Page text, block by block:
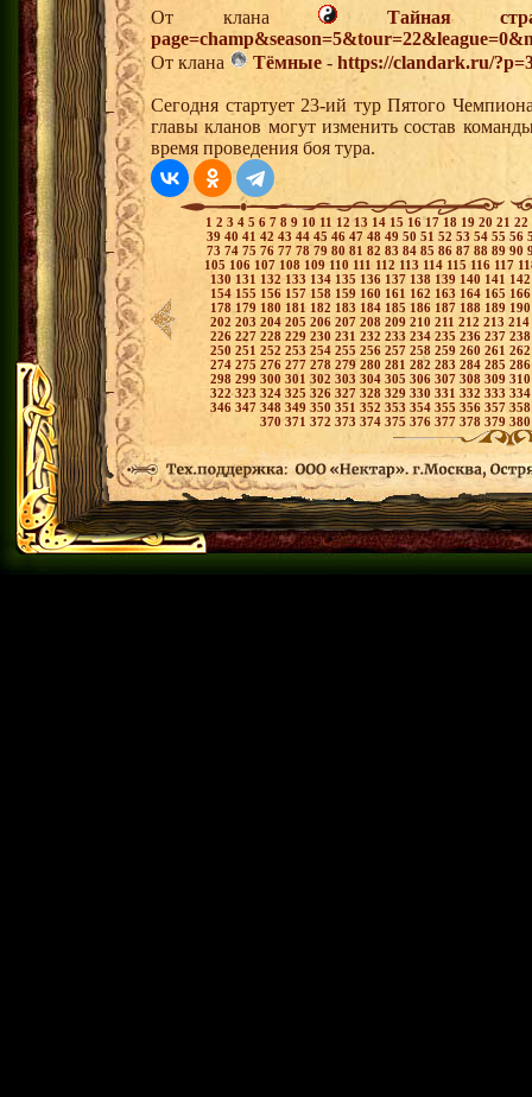
От клана
Тайная
От клана
Тёмные - https://clandark.ru/
Сегодня стартует 23-ий тур Пятого
главы кланов могут изменить состав
время проведения боя тура.
1 2 3 4 5 6 7 8 9 10 11 1213 14 15 1617 18 19 20 21 22
39 40 41 42 43 44 45 46 47 48 49 50 51 52 53 54 55 56
73 74 75 76 77 7879 80 81 82 83 84 85 86 87 88 89 90
105 106 107 108 109 110 111 112 113 114 115 116 117
130 131 132 133 134 135 136 137 138 139 140 141
154 155 156 157 158 159 160 161 162 163 164 165
178 179 180 181 182 183 184 185 186 187 188 189
202 203 204 205 206 207 208 209 210 211 212 213 214
226 227 228 229 230 231 232 233 234 235 236 237
250 251 252 253 254 255 256 257 258 259 260 261
274 275 276 277 278 279 280 281 282 283 284 285
298 299 300 301 302 303 304 305 306 307 308 309
322323 324 325 326 327 328 329 330 331 332 333
346 347 348 349 350 351 352 353 354 355 356 357
370 371 372 373 374 375 376 377 378 379